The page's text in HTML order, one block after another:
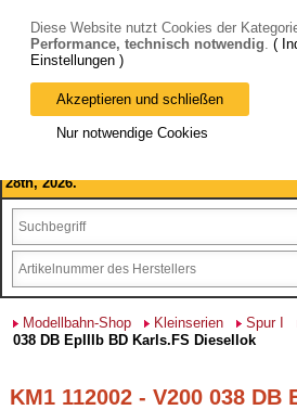
Bitte beachten Sie: wir machen
August 2026 haben wir geschlossen.
28th, 2026.
Modellbahn-Shop Kleinserien Spur I
038 DB EpIIIb BD Karls.FS Diesellok
KM1 112002 - V200 038 DB
Diese Website nutzt Cookies der
Performance, technisch notwendig. (
Einstellungen )
Akzeptieren und schließen
Nur notwendige Cookies